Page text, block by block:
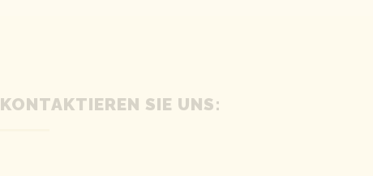
KONTAKTIEREN SIE UNS: